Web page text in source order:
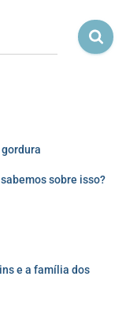
gordura
sobre isso?
e a família dos